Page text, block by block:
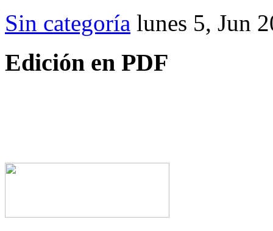
Sin categoría lunes 5, Jun
Edición en PDF